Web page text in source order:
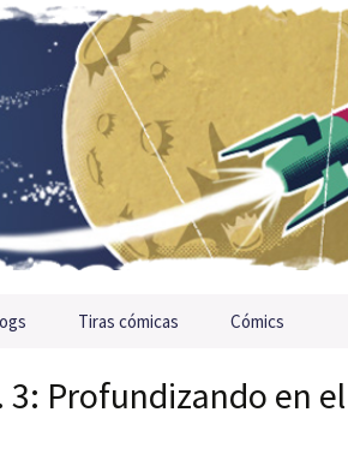
Tiras cómicas Cómics
Profundizando en el